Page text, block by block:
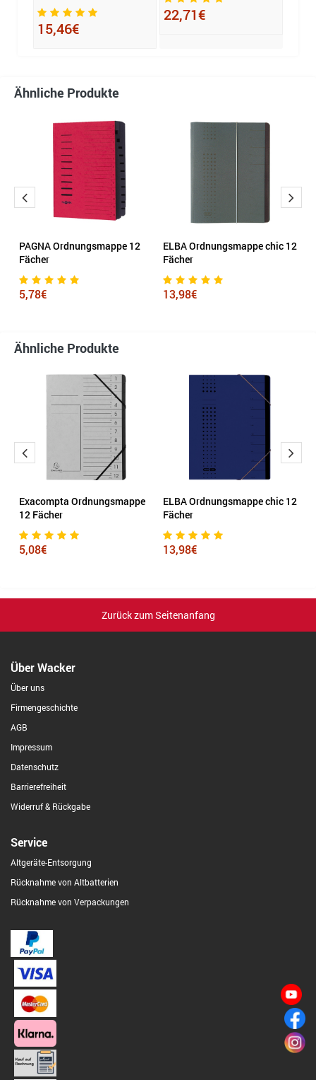
15,46€
22,71€
Ähnliche Produkte
PAGNA Ordnungsmappe 12
Fächer
5,78€
ELBA Ordnungsmappe chic 12
Fächer
13,98€
Ähnliche Produkte
Exacompta Ordnungsmappe
12 Fächer
5,08€
ELBA Ordnungsmappe chic 12
Fächer
13,98€
Zurück zum Seitenanfang
Über Wacker
Über uns
Firmengeschichte
AGB
Impressum
Datenschutz
Barrierefreiheit
Widerruf & Rückgabe
Service
Altgeräte-Entsorgung
Rücknahme von Altbatterien
Rücknahme von Verpackungen